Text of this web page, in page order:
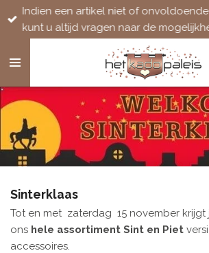
Ga
direct
de
Indien een artikel niet of
kunt u altijd vragen naar de
Sinterklaas
Tot en met zaterdag 15 november krijgt
ons hele assortiment Sint en Piet
accessoires.